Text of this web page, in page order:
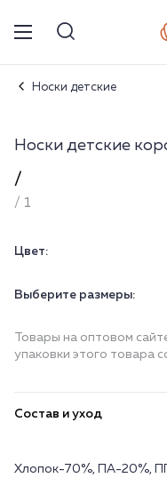
Носки детские
Носки детские
/
/ 1
Цвет:
Выберите размеры:
Товары на оптовом
упаковки этого товара
Состав и уход
Хлопок-70%, ПА-20%,